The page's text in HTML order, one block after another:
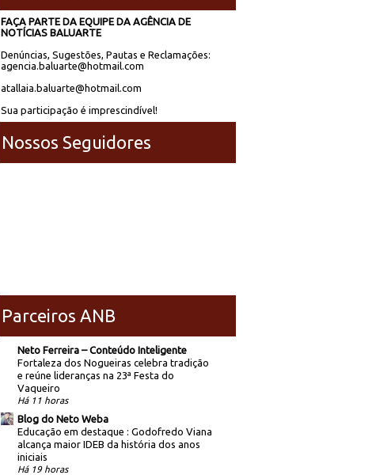
FAÇA PARTE DA EQUIPE DA AGÊNCIA DE
NOTÍCIAS BALUARTE
Denúncias, Sugestões, Pautas e Reclamações:
agencia.baluarte@hotmail.com
atallaia.baluarte@hotmail.com
Sua participação é imprescindível!
Nossos Seguidores
Parceiros ANB
Neto Ferreira – Conteúdo Inteligente
Fortaleza dos Nogueiras celebra tradição
e reúne lideranças na 23ª Festa do
Vaqueiro
Há 11 horas
Blog do Neto Weba
Educação em destaque : Godofredo Viana
alcança maior IDEB da história dos anos
iniciais
Há 19 horas